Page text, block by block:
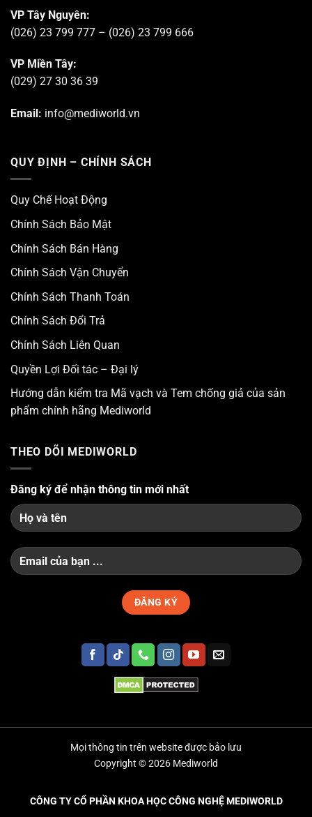
VP Tây Nguyên:
(026) 23 799 777 – (026) 23 799 666
VP Miền Tây:
(029) 27 30 36 39
Email: info@mediworld.vn
QUY ĐỊNH – CHÍNH SÁCH
Quy Chế Hoạt Động
Chính Sách Bảo Mật
Chính Sách Bán Hàng
Chính Sách Vận Chuyển
Chính Sách Thanh Toán
Chính Sách Đổi Trả
Chính Sách Liên Quan
Quyền Lợi Đối tác – Đại lý
Hướng dẫn kiểm tra Mã vạch và Tem chống giả của sản
phẩm chính hãng Mediworld
THEO DÕI MEDIWORLD
Đăng ký để nhận thông tin mới nhất
Mọi thông tin trên website được bảo lưu
Copyright © 2026 Mediworld
CÔNG TY CỔ PHẦN KHOA HỌC CÔNG NGHỆ MEDIWORLD